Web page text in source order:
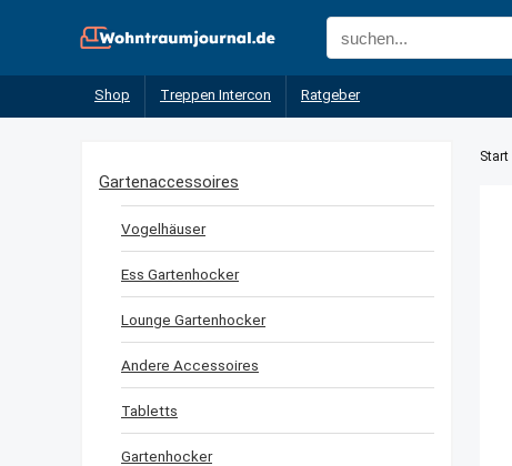
Shop Treppen Intercon Ratgeber
Start
Gartenaccessoires
Vogelhäuser
Ess Gartenhocker
Lounge Gartenhocker
Andere Accessoires
Tabletts
Gartenhocker